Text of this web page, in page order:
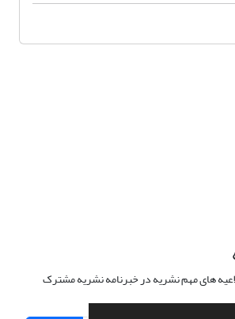
های مهم نشریه در خبرنامه نشریه مشترک